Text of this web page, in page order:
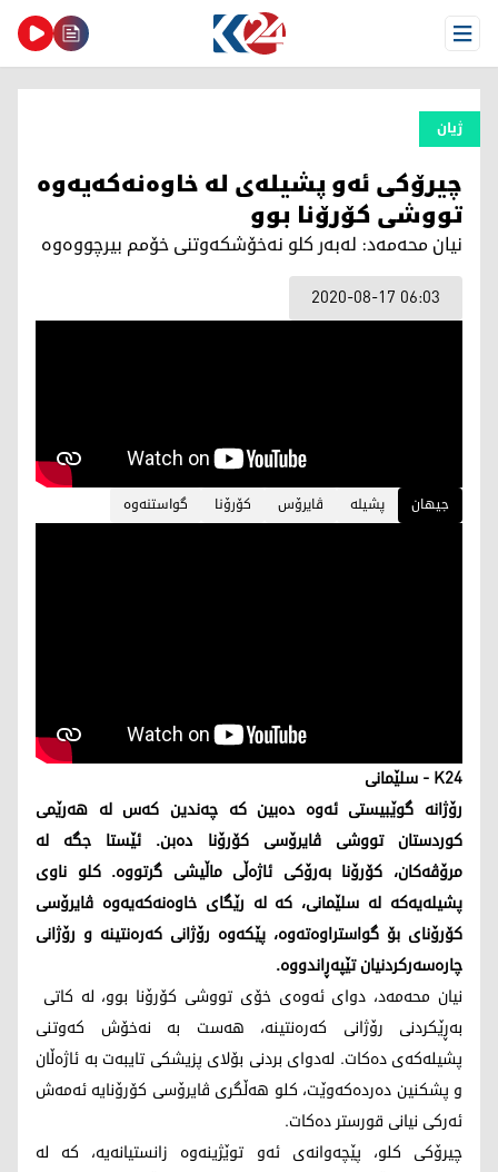
Open Menu
ژیان
چیرۆكی ئەو پشیلەی لە خاوەنەكەیەوە
تووشی كۆرۆنا بوو
نیان محەمەد: لەبەر كلو نەخۆشكەوتنی خۆمم بیرچووەوە
2020-08-17 06:03
جیهان پشیلە ڤایرۆس كۆرۆنا گواستنەوە
K24- سلێمانی
رۆژانە گوێبیستی ئەوە دەبین کە چەندین کەس لە ھەرێمی
کوردستان تووشی ڤایرۆسی کۆرۆنا دەبن. ئێستا جگە لە
مرۆڤەکان، كۆرۆنا بەرۆکی ئاژەڵی ماڵیشی گرتووە. کلو ناوی
پشیلەیەکە لە سلێمانی، کە لە رێگای خاوەنەکەیەوە ڤایرۆسی
کۆرۆنای بۆ گواستراوەتەوە، پێکەوە رۆژانی کەرەنتینە و رۆژانی
چارەسەرکردنیان تێپەڕاندووە.
نیان محەمەد، دوای ئەوەی خۆی تووشی كۆرۆنا بوو، لە کاتی
بەڕێکردنی رۆژانی کەرەنتینە، ھەست بە نەخۆش کەوتنی
پشیلەکەی دەکات. لەدوای بردنی بۆلای پزیشکی تایبەت بە ئاژەڵان
و پشکنین دەردەکەوێت، کلو ھەڵگری ڤایرۆسی کۆرۆنایە ئەمەش
ئەرکی نیانی قورستر دەکات.
چیرۆکی کلو، پێچەوانەی ئەو توێژینەوە زانستیانەیە، کە لە